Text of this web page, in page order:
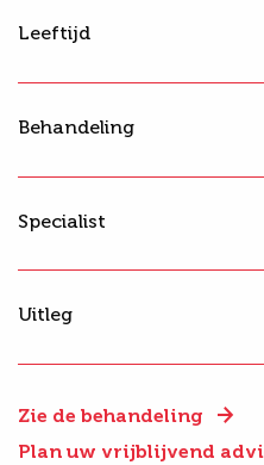
Zie de behandeling
Plan uw vrijblijvend
Leeftijd
Behandeling
Specialist
Uitleg